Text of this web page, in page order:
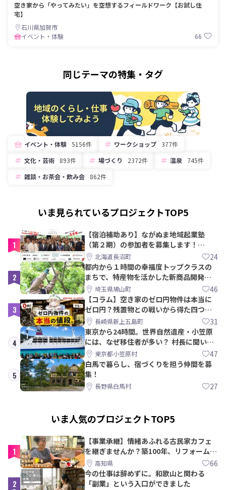
空き家から「やってみたい」を空想するフィールドワーク【お試し住
宅】
石川県加賀市
イベント・体験
66
同じテーマの特集・タグ
イベント・体験 5156件 ワークショップ 377件
文化・芸術
893件 場づくり 2372件 温泉
745件
雑談・お茶会・飲み会
862件
いま見られているプロジェクトTOP5
1
【宿泊補助あり】ながぬま地域起業塾
（第２期）の参加者を募集します！
【8/21〆】
北海道長沼町 24
2
都内から１時間の幸福度トップクラスの
まちで、特産物を活かした新商品開発＆
PRメンバー募集！
埼玉県鳩山町 46
3
【コラム】空き家のゼロ円物件は本当に
ゼロ円？残置物との戦いから得た四つの
教訓｜新上五島町
長崎県新上五島町 31
4
東京から24時間。世界自然遺産・小笠原
には、なぜ移住者が多い？ 村長に聞いて
みた東京都小笠原村 47
5
白馬で暮らし、宿づくりを担う仲間を募
集！
長野県白馬村 27
いま人気のプロジェクトTOP5
1
【事業承継】情緒あふれる古民家カフェ
を継ぎませんか？築100年、リフォームか
ら約10年！
高知県 66
2
今の仕事は辞めずに。和歌山と関わる
「副業」という入口ができました